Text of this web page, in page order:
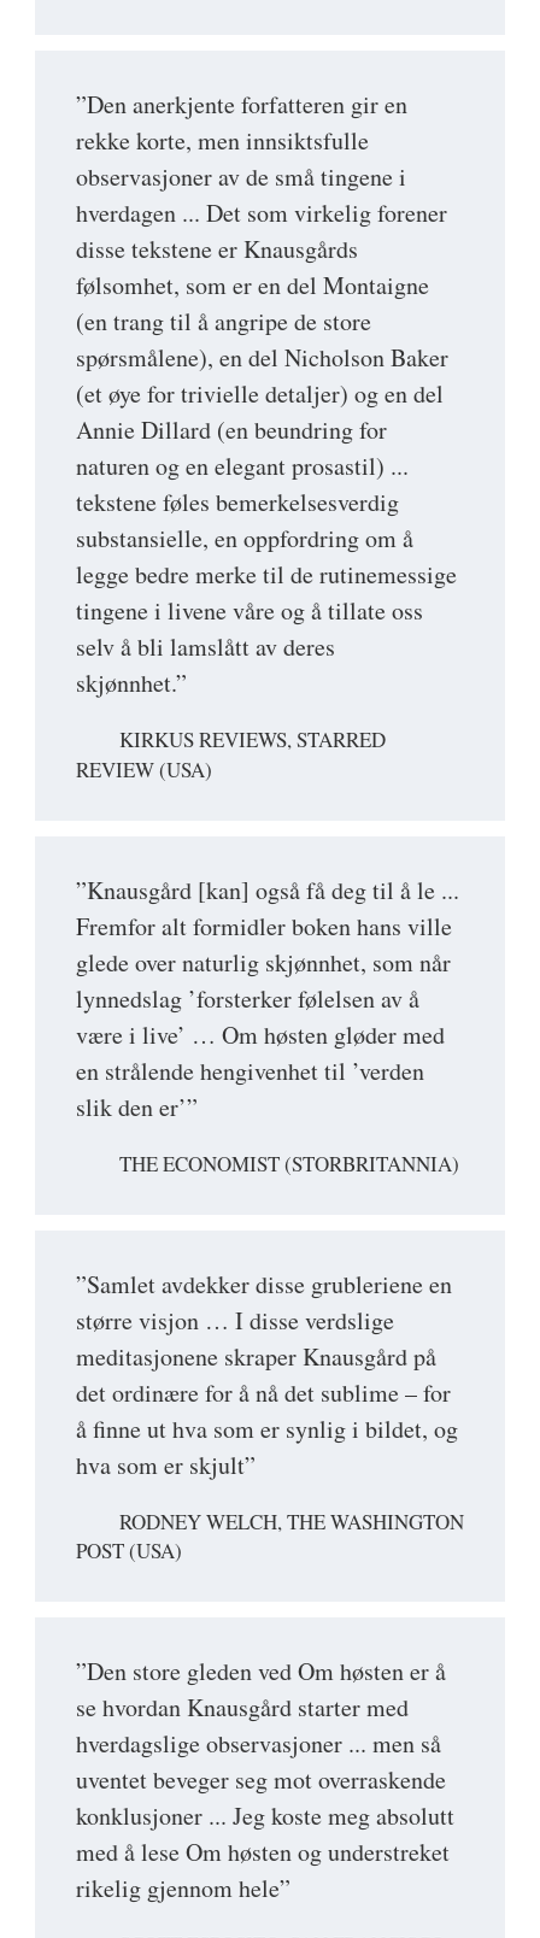
”Den anerkjente forfatteren gir en
rekke korte, men innsiktsfulle
observasjoner av de små tingene i
hverdagen ... Det som virkelig forener
disse tekstene er Knausgårds
følsomhet, som er en del Montaigne
(en trang til å angripe de store
spørsmålene), en del Nicholson Baker
(et øye for trivielle detaljer) og en del
Annie Dillard (en beundring for
naturen og en elegant prosastil) ...
tekstene føles bemerkelsesverdig
substansielle, en oppfordring om å
legge bedre merke til de rutinemessige
tingene i livene våre og å tillate oss
selv å bli lamslått av deres
skjønnhet.”
KIRKUS REVIEWS, STARRED
REVIEW (USA)
”Knausgård [kan] også få deg til å le ...
Fremfor alt formidler boken hans ville
glede over naturlig skjønnhet, som når
lynnedslag ’forsterker følelsen av å
være i live’ … Om høsten gløder med
en strålende hengivenhet til ’verden
slik den er’”
THE ECONOMIST (STORBRITANNIA)
”Samlet avdekker disse grubleriene en
større visjon … I disse verdslige
meditasjonene skraper Knausgård på
det ordinære for å nå det sublime – for
å finne ut hva som er synlig i bildet, og
hva som er skjult”
RODNEY WELCH, THE WASHINGTON
POST (USA)
”Den store gleden ved Om høsten er å
se hvordan Knausgård starter med
hverdagslige observasjoner ... men så
uventet beveger seg mot overraskende
konklusjoner ... Jeg koste meg absolutt
med å lese Om høsten og understreket
rikelig gjennom hele”